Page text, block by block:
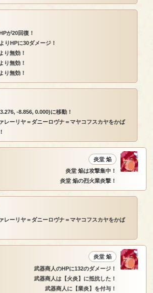
が20回復！
りHPに30ダメージ！
り無効！
り無効！
り無効！
-8.856, 0.000)に移動！
レーリヤ＝ダニーロヴナ＝マヤコフスカヤをかば
炎堂 焔
炎堂 焔は攻撃集中！
炎堂 焔の烈火業炎撃！
レーリヤ＝ダニーロヴナ＝マヤコフスカヤをかば
炎堂 焔
武器商人のHPに132のダメージ！
武器商人は【火炎】に抵抗した！
武器商人に【業炎】を付与！